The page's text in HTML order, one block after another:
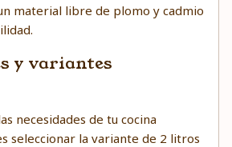
material libre de plomo y cadmio
y variantes
necesidades de tu cocina
seleccionar la variante de 2 litros